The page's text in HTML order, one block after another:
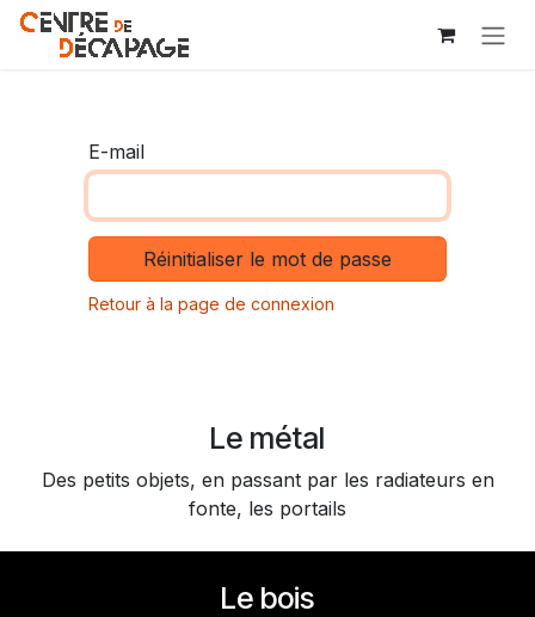
Se rendre au contenu
E-mail
Réinitialiser le mot de passe
Retour à la page de connexion
Le métal
Des petits objets, en passant par les radiateurs en
fonte, les portails
Le bois